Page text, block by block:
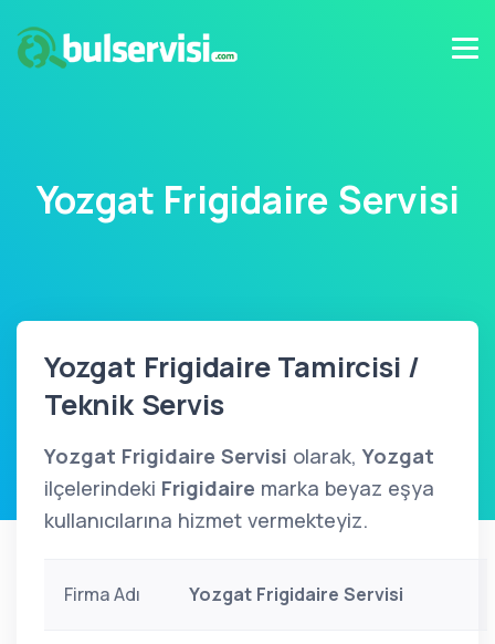
Yozgat Frigidaire Servisi
Yozgat Frigidaire Tamircisi /
Teknik Servis
Yozgat Frigidaire Servisi olarak, Yozgat
ilçelerindeki Frigidaire marka beyaz eşya
kullanıcılarına hizmet vermekteyiz.
Firma Adı Yozgat Frigidaire Servisi